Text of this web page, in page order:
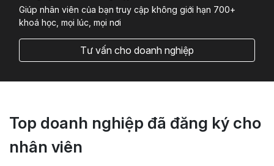
Giúp nhân viên của bạn truy cập không giới hạn 700+
khoá học, mọi lúc, mọi nơi
Tư vấn cho doanh nghiệp
Top doanh nghiệp đã đăng ký cho
nhân viên